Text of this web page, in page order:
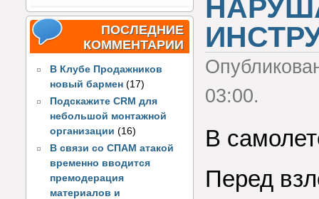
ПОСЛЕДНИЕ
КОММЕНТАРИИ
В Клубе Продажников
новый бармен (17)
Подскажите CRM для
небольшой монтажной
организации (16)
В связи со СПАМ атакой
временно вводится
премодерация
материалов и
03:00.
В
Перед